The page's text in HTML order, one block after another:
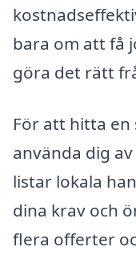
bara om att få
göra det rätt
För att hitta en
använda dig
listar lokala
dina krav och
flera offerter